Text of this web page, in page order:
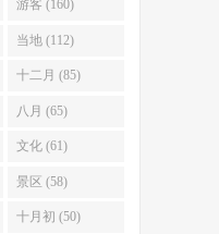
游客 (160)
当地 (112)
十二月 (85)
八月 (65)
文化 (61)
景区 (58)
十月初 (50)